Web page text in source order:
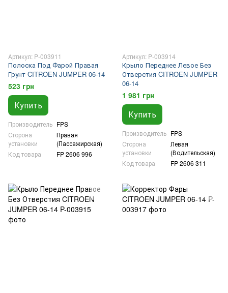
Артикул: P-003911
Полоска Под Фарой Правая
Грунт CITROEN JUMPER 06-14
523 грн
Купить
Производитель FPS
Сторона
установки
Правая
(Пассажирская)
Код товара
FP 2606 996
Артикул: P-003914
Крыло Переднее Левое Без
Отверстия CITROEN JUMPER
06-14
1 981 грн
Купить
Производитель FPS
Сторона
установки
Левая
(Водительская)
Код товара
FP 2606 311